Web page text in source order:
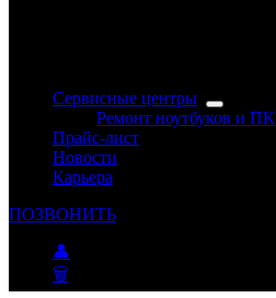
Сервисные центры
Ремонт ноутбуков и ПК
Прайс-лист
Новости
Карьера
ПОЗВОНИТЬ
👤
🗑